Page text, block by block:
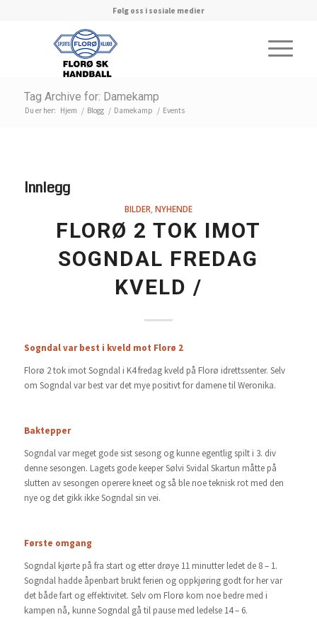
Følg oss i sosiale medier
Tag Archive for: Damekamp
Du er her: Hjem / Blogg / Damekamp / Events
Innlegg
BILDER NYHENDE
FLORØ 2 TOK IMOT
SOGNDAL FREDAG
KVELD /
Sogndal var best i kveld mot Florø 2
Florø 2 tok imot Sogndal i K4 fredag kveld på Florø idrettssenter. Selv
om Sogndal var best var det mye positivt for damene til Weronika.
Baktepper
Sogndal var meget gode sist sesong og kunne egentlig spilt i 3. div
denne sesongen. Lagets gode keeper Sølvi Svidal Skartun måtte på
slutten av sesongen operere kneet og så ble noe teknisk rot med den
nye og det gikk ikke Sogndal sin vei.
Første omgang
Sogndal kjørte på fra start og etter drøye 11 minutter ledet de 8 – 1.
Sogndal hadde åpenbart brukt ferien og oppkjøring godt for her var
det både fart og effektivitet. Selv om Florø kom noe bedre med i
kampen nå, kunne Sogndal gå til pause med ledelse 14 – 6.